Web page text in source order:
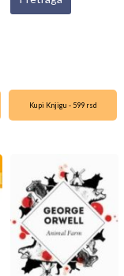
Kupi Knjigu - 599 rsd